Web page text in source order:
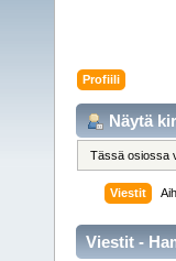
Profiili
Näytä
Tässä osiossa
Viestit
Viestit -